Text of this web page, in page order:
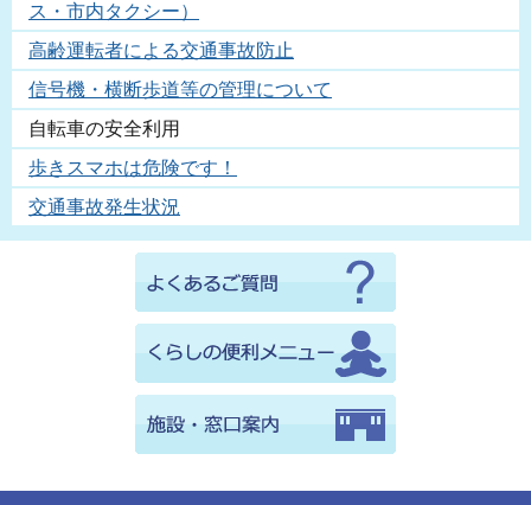
ス・市内タクシー）
高齢運転者による交通事故防止
信号機・横断歩道等の管理について
自転車の安全利用
歩きスマホは危険です！
交通事故発生状況